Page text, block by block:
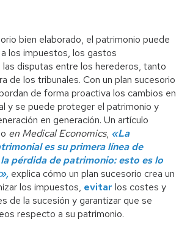
bien elaborado, el patrimonio puede
los impuestos, los gastos
disputas entre los herederos, tanto
de los tribunales. Con un plan sucesorio
de forma proactiva los cambios en
y se puede proteger el patrimonio y
en generación. Un artículo
en Medical Economics, «La
es su primera línea de
pérdida de patrimonio: esto es lo
explica cómo un plan sucesorio crea un
los impuestos, evitar los costes y
de la sucesión y garantizar que se
respecto a su patrimonio.